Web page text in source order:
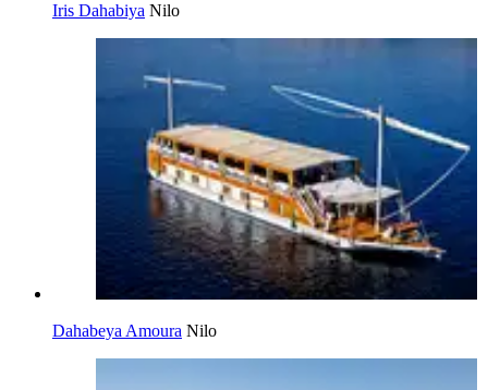
Iris Dahabiya Nilo
Dahabeya Amoura Nilo